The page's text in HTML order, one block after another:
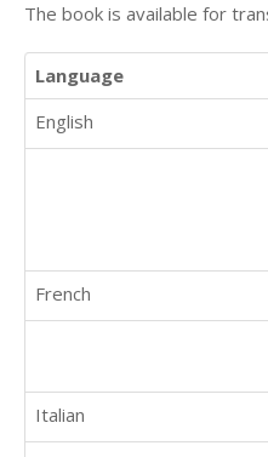
The book is available for
Language
English
French
Italian